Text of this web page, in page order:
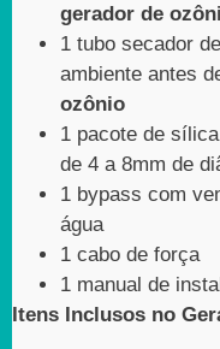
gerador de
1 tubo secador
ambiente antes
ozônio
1 pacote de
de 4 a 8mm de
1 bypass com
água
1 cabo de força
1 manual de
Itens Inclusos no